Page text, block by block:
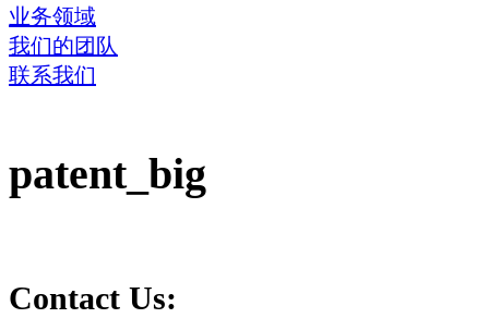
业务领域
我们的团队
联系我们
patent_big
Contact Us: